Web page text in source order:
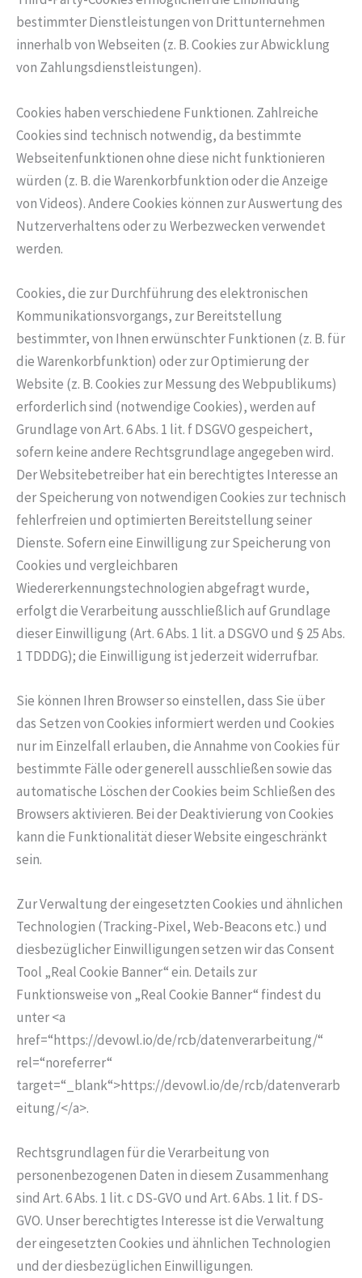
bestimmter Dienstleistungen von Drittunternehmen
innerhalb von Webseiten (z. B. Cookies zur Abwicklung
von Zahlungsdienstleistungen).
Cookies haben verschiedene Funktionen. Zahlreiche
Cookies sind technisch notwendig, da bestimmte
Webseitenfunktionen ohne diese nicht funktionieren
würden (z. B. die Warenkorbfunktion oder die Anzeige
von Videos). Andere Cookies können zur Auswertung des
Nutzerverhaltens oder zu Werbezwecken verwendet
werden.
Cookies, die zur Durchführung des elektronischen
Kommunikationsvorgangs, zur Bereitstellung
bestimmter, von Ihnen erwünschter Funktionen (z. B. für
die Warenkorbfunktion) oder zur Optimierung der
Website (z. B. Cookies zur Messung des Webpublikums)
erforderlich sind (notwendige Cookies), werden auf
Grundlage von Art. 6 Abs. 1 lit. f DSGVO gespeichert,
sofern keine andere Rechtsgrundlage angegeben wird.
Der Websitebetreiber hat ein berechtigtes Interesse an
der Speicherung von notwendigen Cookies zur technisch
fehlerfreien und optimierten Bereitstellung seiner
Dienste. Sofern eine Einwilligung zur Speicherung von
Cookies und vergleichbaren
Wiedererkennungstechnologien abgefragt wurde,
erfolgt die Verarbeitung ausschließlich auf Grundlage
dieser Einwilligung (Art. 6 Abs. 1 lit. a DSGVO und § 25 Abs.
1 TDDDG); die Einwilligung ist jederzeit widerrufbar.
Sie können Ihren Browser so einstellen, dass Sie über
das Setzen von Cookies informiert werden und Cookies
nur im Einzelfall erlauben, die Annahme von Cookies für
bestimmte Fälle oder generell ausschließen sowie das
automatische Löschen der Cookies beim Schließen des
Browsers aktivieren. Bei der Deaktivierung von Cookies
kann die Funktionalität dieser Website eingeschränkt
sein.
Zur Verwaltung der eingesetzten Cookies und ähnlichen
Technologien (Tracking-Pixel, Web-Beacons etc.) und
diesbezüglicher Einwilligungen setzen wir das Consent
Tool „Real Cookie Banner“ ein. Details zur
Funktionsweise von „Real Cookie Banner“ findest du
unter <a
href=“https://devowl.io/de/rcb/datenverarbeitung/“
rel=“noreferrer“
target=“_blank“>https://devowl.io/de/rcb/datenverarb
eitung/</a>.
Rechtsgrundlagen für die Verarbeitung von
personenbezogenen Daten in diesem Zusammenhang
sind Art. 6 Abs. 1 lit. c DS-GVO und Art. 6 Abs. 1 lit. f DS-
GVO. Unser berechtigtes Interesse ist die Verwaltung
der eingesetzten Cookies und ähnlichen Technologien
und der diesbezüglichen Einwilligungen.